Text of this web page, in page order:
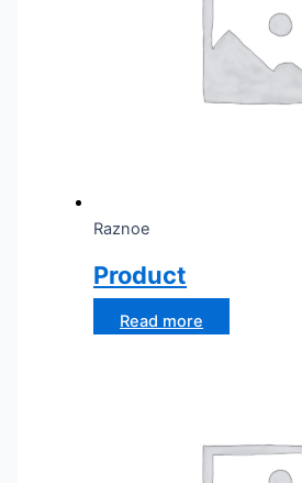
Raznoe
Product
Read more